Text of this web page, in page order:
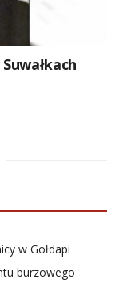
w Gołdapi
burzowego